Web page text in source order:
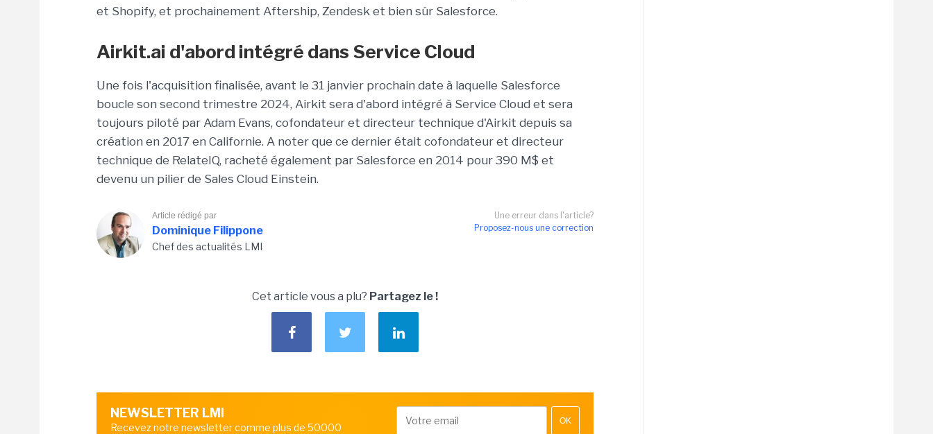
et Shopify, et prochainement Aftership, Zendesk et bien sûr Salesforce.
Airkit.ai d'abord intégré dans Service Cloud
Une fois l'acquisition finalisée, avant le 31 janvier prochain date à laquelle Salesforce
boucle son second trimestre 2024, Airkit sera d'abord intégré à Service Cloud et sera
toujours piloté par Adam Evans, cofondateur et directeur technique d'Airkit depuis sa
création en 2017 en Californie. A noter que ce dernier était cofondateur et directeur
technique de RelateIQ, racheté également par Salesforce en 2014 pour 390 M$ et
devenu un pilier de Sales Cloud Einstein.
Une erreur dans l'article?
Proposez-nous une correction
Article rédigé par
Dominique Filippone
Chef des actualités LMI
Cet article vous a plu? Partagez le !
NEWSLETTER LMI
Recevez notre newsletter comme plus de 50000
OK